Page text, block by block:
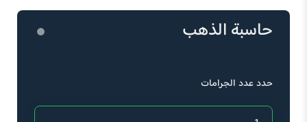
حاسبة الذهب
حدد عدد الجرامات